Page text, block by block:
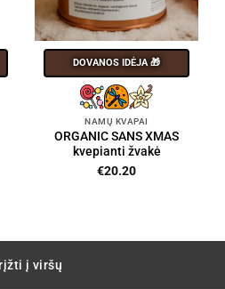
DOVANOS IDĖJA 🎁
NAMŲ KVAPAI
ORGANIC SANS XMAS
kvepianti žvakė
€20.20
į viršų